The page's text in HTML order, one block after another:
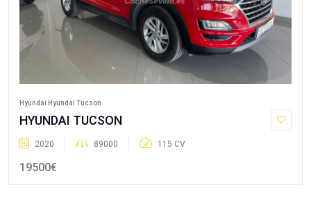
Hyundai Hyundai Tucson
HYUNDAI TUCSON
2020 89000 115 CV
19500€